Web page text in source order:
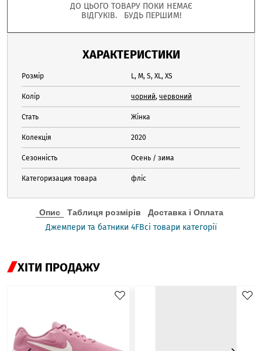
ДО ЦЬОГО ТОВАРУ ПОКИ НЕМАЄ
ВІДГУКІВ. БУДЬ ПЕРШИМ!
ХАРАКТЕРИСТИКИ
Розмір L, M, S, XL, XS
Колір чорний, червоний
Стать Жінка
Колекція 2020
Сезонність Осень / зима
Категоризация товара фліс
Опис Таблиця розмірів Доставка і Оплата
Джемпери та батники 4FВсі товари категорії
ХІТИ ПРОДАЖУ